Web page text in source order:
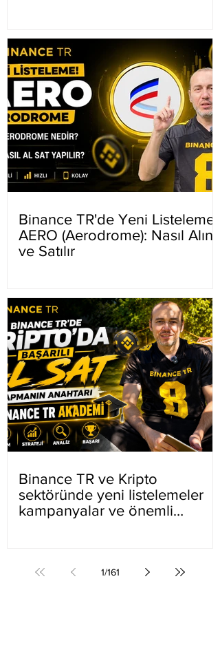
Binance TR'de Yeni Listeleme
AERO (Aerodrome): Nasıl Alınır
ve Satılır
Binance TR ve Kripto
sektöründe yeni listelemeler
kampanyalar ve önemli
1/161